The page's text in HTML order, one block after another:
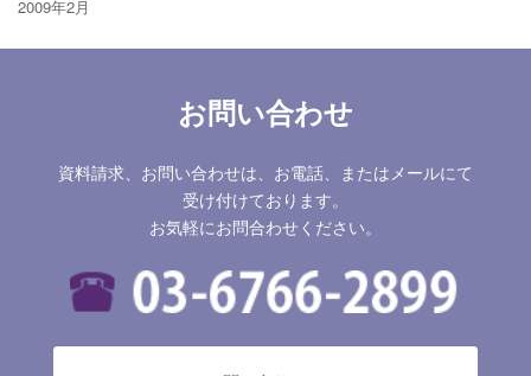
2009年2月
お問い合わせ
資料請求、お問い合わせは、お電話、またはメールにて
受け付けております。
お気軽にお問合わせください。